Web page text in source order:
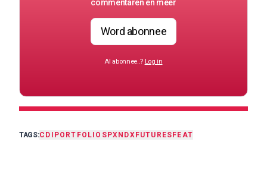
commentaren en meer
Word abonnee
Al abonnee..? Log in
TAGS:CDI PORTFOLIO SPX NDX FUTURES FEAT